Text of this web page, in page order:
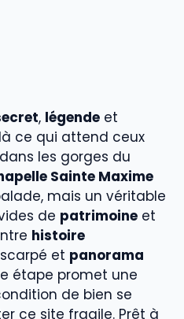
, légende et
ce qui attend ceux
les gorges du
Sainte Maxime
mais un véritable
de patrimoine et
histoire
et panorama
étape promet une
de bien se
ce site fragile. Prêt à